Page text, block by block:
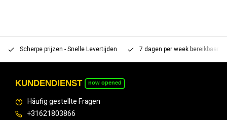
Scherpe prijzen - Snelle Levertijden 7 dagen per week bereikbaar
KUNDENDIENST now opened
Häufig gestellte Fragen
+31621803866